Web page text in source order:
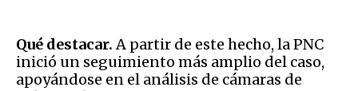
Qué destacar.A partir de este hecho, la PNC
inició un seguimiento más amplio del caso,
apoyándose en el análisis de cámaras de